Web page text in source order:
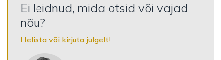
Ei leidnud, mida otsid või vajad
nõu?
Helista või kirjuta julgelt!